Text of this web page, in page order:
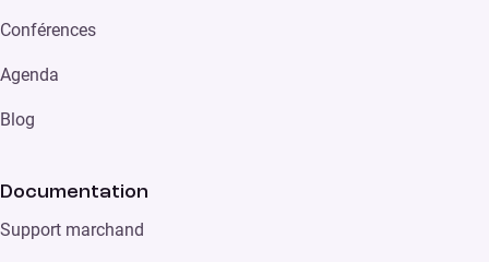
Conférences
Agenda
Blog
Documentation
Support marchand